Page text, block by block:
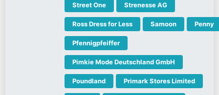
Street One Strenesse AG
Ross Dress for Less Samoon Penny
Pfennigpfeiffer
Pimkie Mode Deutschland GmbH
Poundland Primark Stores Limited